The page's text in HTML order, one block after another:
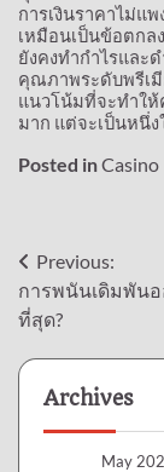
การเงินราคาไม่แ
เหมือนเป็นข้อตก
ยังคงทำกำไรและ
คุณภาพระดับพรีเมี
แนวโน้มที่จะทำใ
มาก แต่จะเป็นหนึ่
Posted inCasino
Post
navigation
Previous:
การพนันเดิมพัน
ที่สุด?
Archives
May